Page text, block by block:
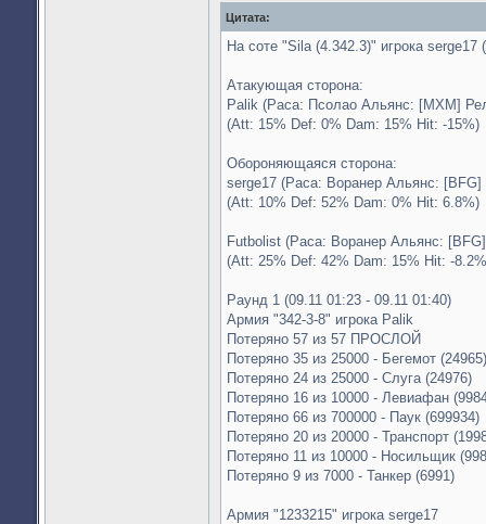
Цитата:
На соте "Sila (4.342.3)" игрока
Атакующая сторона:
Palik (Раса: Псолао Альянс: [MXM]
(Att: 15% Def: 0% Dam: 15% Hit: -15%)
Обороняющаяся сторона:
serge17 (Раса: Воранер Альянс: [BFG]
(Att: 10% Def: 52% Dam: 0% Hit: 6.8%)
Futbolist (Раса: Воранер Альянс:
(Att: 25% Def: 42% Dam: 15% Hit: -
Раунд 1 (09.11 01:23 - 09.11 01:40)
Армия "342-3-8" игрока Palik
Потеряно 57 из 57 ПРОСЛОЙ
Потеряно 35 из 25000 - Бегемот (24965)
Потеряно 24 из 25000 - Слуга (24976)
Потеряно 16 из 10000 - Левиафан
Потеряно 66 из 700000 - Паук (699934)
Потеряно 20 из 20000 - Транспорт
Потеряно 11 из 10000 - Носильщик
Потеряно 9 из 7000 - Танкер (6991)
Армия "1233215" игрока serge17